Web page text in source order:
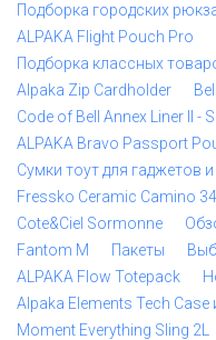
Подборка городских
ALPAKA Flight Pouch Pro
Подборка классных
Alpaka Zip Cardholder
Code of Bell Annex Liner II -
ALPAKA Bravo Passport
Сумки тоут для гаджетов
Fressko Ceramic Camino
Cote&Ciel Sormonne
Fantom M
Пакеты
ALPAKA Flow Totepack
Alpaka Elements Tech Case
Moment Everything Sling 2L